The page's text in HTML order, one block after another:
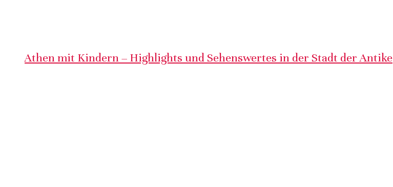
Athen mit Kindern – Highlights und Sehenswertes in der Stadt der Antike